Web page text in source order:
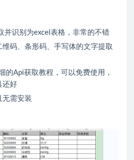
并识别为excel表格，非常的不错
码、条形码、手写体的文字提取
的Api获取教程，可以免费使用，
还好
无需安装